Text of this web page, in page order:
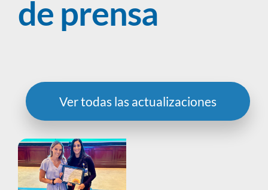
de prensa
Ver todas las actualizaciones